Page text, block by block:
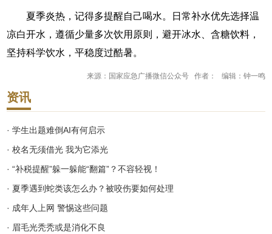
夏季炎热，记得多提醒自己喝水。日常补水优先选择温
凉白开水，遵循少量多次饮用原则，避开冰水、含糖饮料，
坚持科学饮水，平稳度过酷暑。
来源：国家应急广播微信公众号 作者： 编辑：钟一鸣
资讯
· 学生出题难倒AI有何启示
· 校名无须借光 我为它添光
· “补税提醒”躲一躲能“翻篇”？不容轻视！
· 夏季遇到蛇类该怎么办？被咬伤要如何处理
· 成年人上网 警惕这些问题
· 眉毛光秃秃或是消化不良